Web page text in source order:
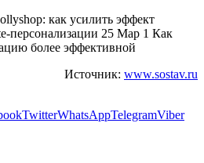
как усилить эффект
персонализации 25 Мар 1 Как
более эффективной
Источник: www.sostav.ru
TwitterWhatsAppTelegramViber